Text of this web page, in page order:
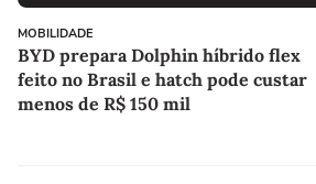
MOBILIDADE
BYD prepara Dolphin híbrido flex
feito no Brasil e hatch pode custar
menos de R$ 150 mil